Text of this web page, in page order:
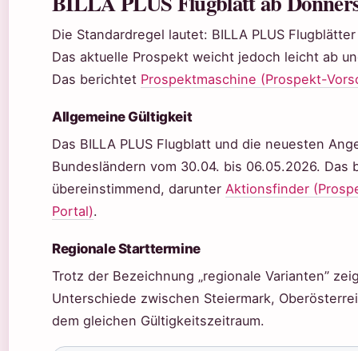
Die Standardregel lautet: BILLA PLUS
Das aktuelle Prospekt weicht jedoch leicht ab
Das berichtet Prospektmaschine (Prospekt-
Allgemeine Gültigkeit
Das BILLA PLUS Flugblatt und die neuesten
Bundesländern vom 30.04. bis 06.05.2026. Das
übereinstimmend, darunter Aktionsfinder
Portal).
Regionale Starttermine
Trotz der Bezeichnung „regionale Varianten”
Unterschiede zwischen Steiermark,
dem gleichen Gültigkeitszeitraum.